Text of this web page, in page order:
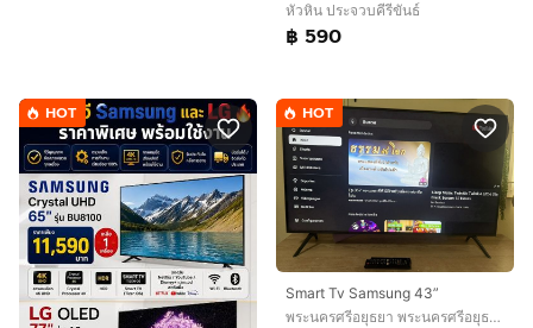
หัวหิน ประจวบคีรีขันธ์
฿ 590
HOT HOT
Smart Tv Samsung 43”
พระนครศรีอยุธยา พระนครศรีอยุธยา